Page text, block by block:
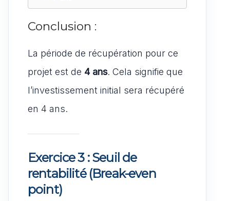
Conclusion :
La période de récupération pour ce
projet est de 4 ans. Cela signifie que
l’investissement initial sera récupéré
en 4 ans.
Exercice 3 : Seuil de
rentabilité (Break-even
point)